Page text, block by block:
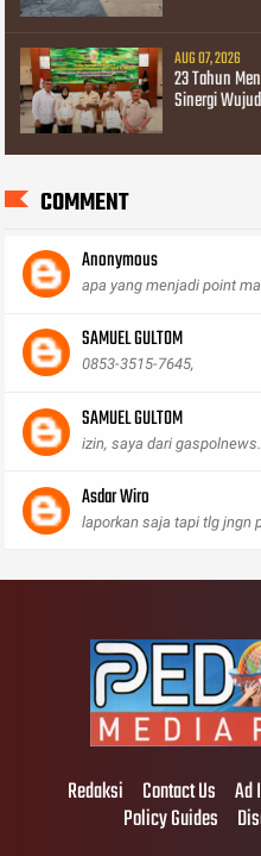
AUG 07, 2026
23 Tahun
Sinergi
COMMENT
Anonymous
apa yang menjadi point
SAMUEL GULTOM
0853-3515-7645,
SAMUEL GULTOM
izin, saya dari
Asdar Wiro
laporkan saja tapi tlg jngn
Redaksi Contact Us Ad
Policy Guides